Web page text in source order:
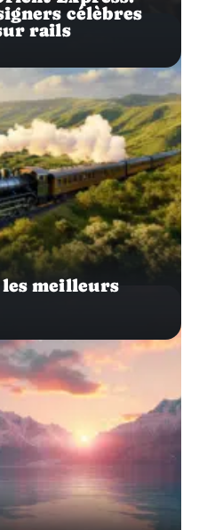
célèbres
rails
les meilleurs